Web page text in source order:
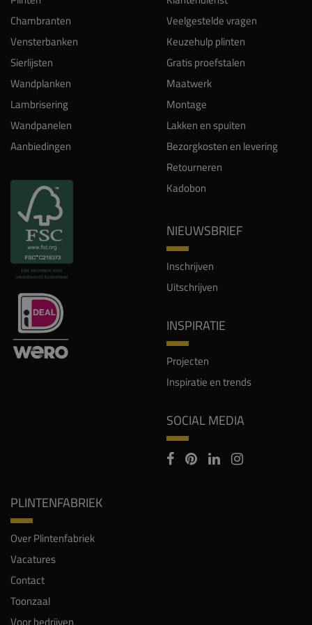
Chambranten
Vensterbanken
Sierlijsten
Wandplanken
Lambrisering
Wandpanelen
Aanbiedingen
Veelgestelde vragen
Keuzehulp plinten
Gratis proefstalen
Maatwerk
Montage
Lakken en spuiten
Bezorgkosten en levering
Retourneren
Kadobon
NIEUWSBRIEF
Inschrijven
Uitschrijven
INSPIRATIE
Projecten
Inspiratie en trends
SOCIAL MEDIA
PLINTENFABRIEK
Over Plintenfabriek
Vacatures
Contact
Toonzaal